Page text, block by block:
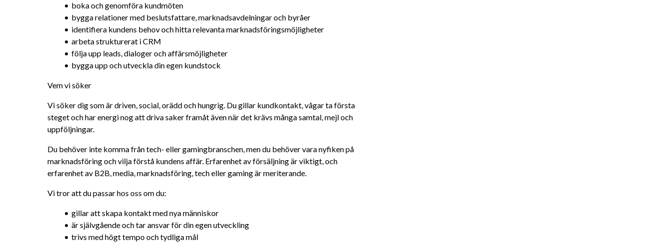
boka och genomföra kundmöten
bygga relationer med beslutsfattare, marknadsavdelningar och byråer
identifiera kundens behov och hitta relevanta marknadsföringsmöjligheter
arbeta strukturerat i CRM
följa upp leads, dialoger och affärsmöjligheter
bygga upp och utveckla din egen kundstock
Vem vi söker
Vi söker dig som är driven, social, orädd och hungrig. Du gillar kundkontakt, vågar ta första
steget och har energi nog att driva saker framåt även när det krävs många samtal, mejl och
uppföljningar.
Du behöver inte komma från tech- eller gamingbranschen, men du behöver vara nyfiken på
marknadsföring och vilja förstå kundens affär. Erfarenhet av försäljning är viktigt, och
erfarenhet av B2B, media, marknadsföring, tech eller gaming är meriterande.
Vi tror att du passar hos oss om du:
gillar att skapa kontakt med nya människor
är självgående och tar ansvar för din egen utveckling
trivs med högt tempo och tydliga mål